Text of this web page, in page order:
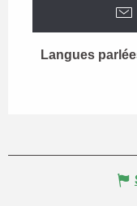
Langues
Langues